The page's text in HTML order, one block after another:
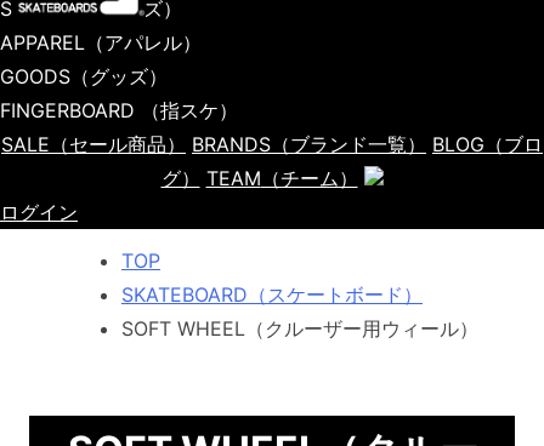
SHOES（シューズ）
APPAREL （アパレル）
GOODS （グッズ）
FINGERBOARD
（指スケ）
SALE （セール商品） BRANDS （ブランド一覧） BLOG （ブロ
グ）
TEAM （チーム）
ログイン
TOP
SKATEBOARD（スケートボード）
SOFT WHEEL（クルーザー用ウィール）